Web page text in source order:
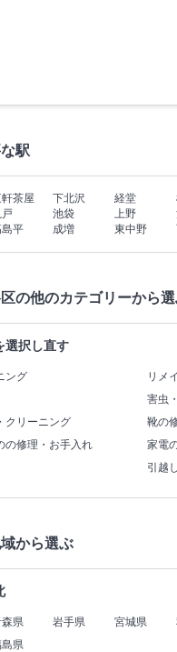
駅
茶屋 下北沢 経堂
池袋 上野
平 成増 東中野
の他のカテゴリーから
選択し直す
ング リメ
害虫
クリーニング
靴の
の修理・お手入れ
家電
引越し
から選ぶ
県 岩手県 宮城県
県